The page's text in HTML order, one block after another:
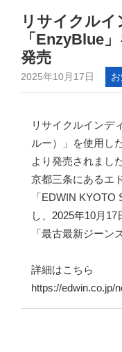
リサイクル
「EnzyBlue
発売
2025年10月17日
リサイクルインデ
ルー）」を使用し
より発売されました
京都三条にあるエ
「EDWIN
し、2025年10月
「最古最新ジーン
詳細はこちら
https://edwin.co.jp/